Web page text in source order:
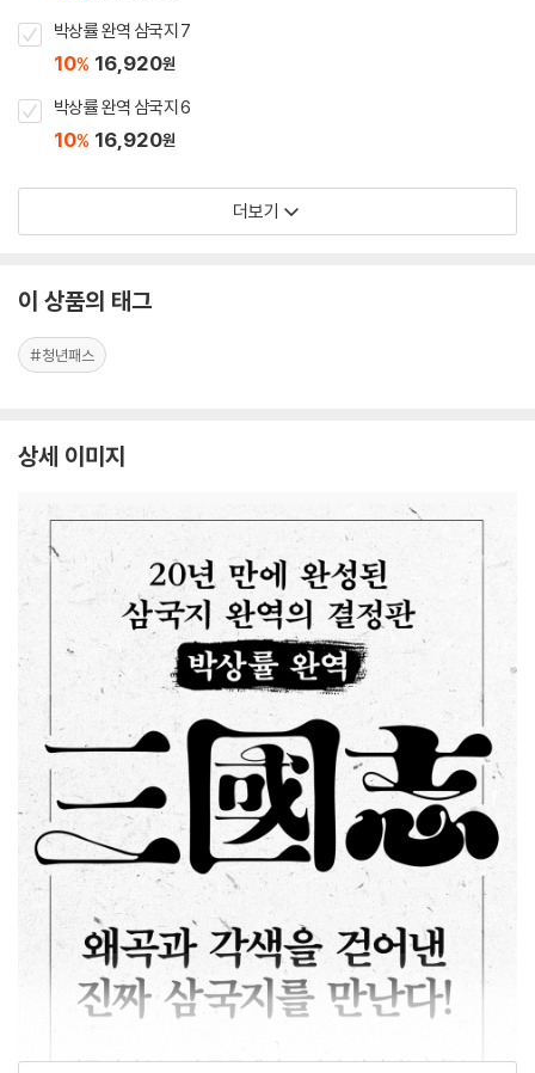
박상률 완역 삼국지 7
10% 16,920원
박상률 완역 삼국지 6
10% 16,920원
더보기
이 상품의 태그
#청년패스
상세 이미지